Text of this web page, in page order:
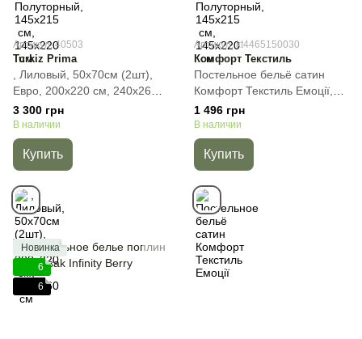
Артикул: 40503
Turkiz Prima
, Лиловый, 50х70см (2шт),
Евро, 200х220 см, 240х260
см
3 300 грн
В наличии
Купить
Артикул: kt4465150030
Комфорт Текстиль
Постельное бельё сатин
Комфорт Текстиль Емоції,
Лиловый, 50х70см (2шт),
Полуторный, 145х215 см,
145х220 см
1 496 грн
В наличии
Купить
Новинка
6
6